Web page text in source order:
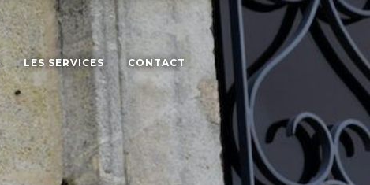
LES SERVICES CONTACT